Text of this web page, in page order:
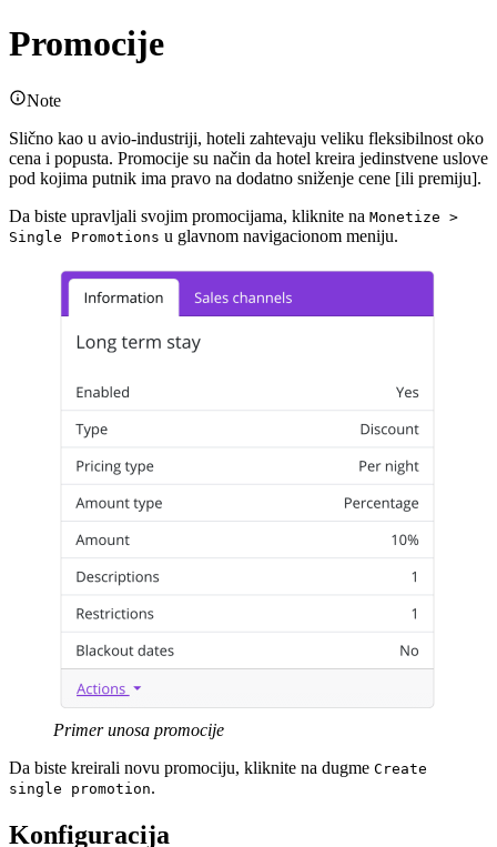
Promocije
Note
Slično kao u avio-industriji, hoteli zahtevaju veliku fleksibilnost oko
cena i popusta. Promocije su način da hotel kreira jedinstvene uslove
pod kojima putnik ima pravo na dodatno sniženje cene [ili premiju].
Da biste upravljali svojim promocijama, kliknite na Monetize >
Single Promotions u glavnom navigacionom meniju.
Primer unosa promocije
Da biste kreirali novu promociju, kliknite na dugme Create
single promotion.
Konfiguracija